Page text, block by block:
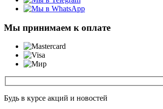
Мы принимаем к оплате
Будь в курсе акций и новостей